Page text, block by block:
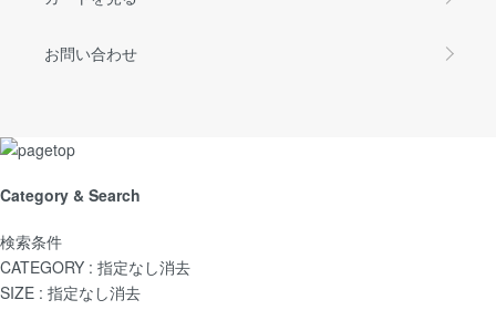
お問い合わせ
Category & Search
検索条件
CATEGORY : 指定なし消去
SIZE : 指定なし消去